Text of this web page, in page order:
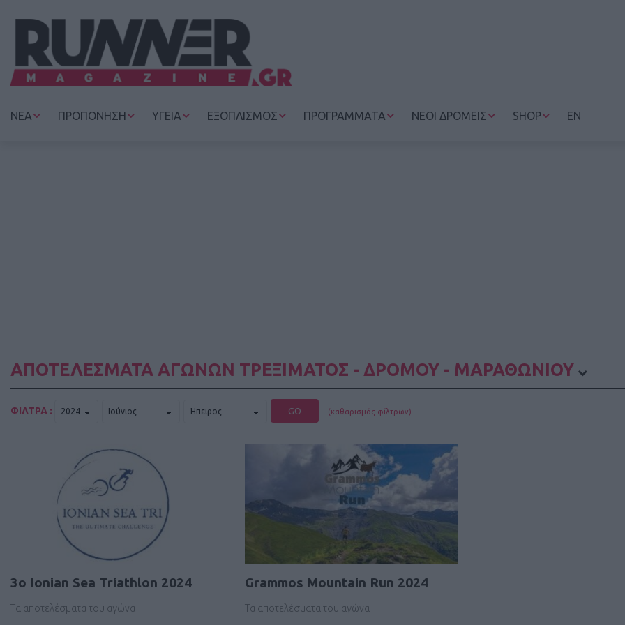
ΝΕΑ ΠΡΟΠΟΝΗΣΗ ΥΓΕΙΑ ΕΞΟΠΛΙΣΜΟΣ ΠΡΟΓΡΑΜΜΑΤΑ ΝΕΟΙ ΔΡΟΜΕΙΣ SHOP EN
ΑΠΟΤΕΛΕΣΜΑΤΑ ΑΓΩΝΩΝ ΤΡΕΞΙΜΑΤΟΣ - ΔΡΟΜΟΥ - ΜΑΡΑΘΩΝΙΟΥ
ΦΙΛΤΡΑ : GO (καθαρισμός φίλτρων)
3ο Ionian Sea Triathlon 2024
Τα αποτελέσματα του αγώνα
Grammos Mountain Run 2024
Τα αποτελέσματα του αγώνα